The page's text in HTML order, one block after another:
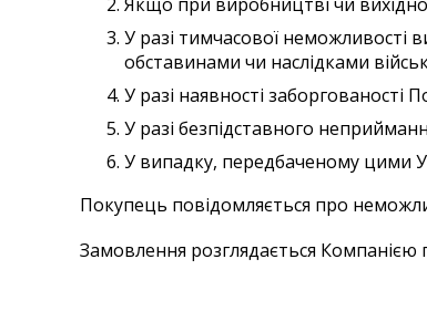
У разі тимчасової неможливості
обставинами чи наслідками
У разі наявності заборгованості
У разі безпідставного
У випадку, передбаченому
Покупець повідомляється про
Замовлення розглядається Компанією